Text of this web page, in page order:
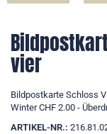
vier
Bildpostkarte Schloss
Winter CHF 2.00 -
ARTIKEL-NR.: